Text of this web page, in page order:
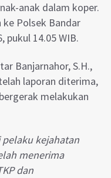
anak dalam koper.
Polsek Bandar
pukul 14.05 WIB.
Banjarnahor, S.H.,
laporan diterima,
melakukan
kejahatan
menerima
dan